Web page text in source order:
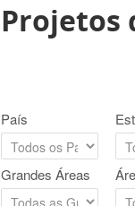
Projetos
País
Grandes Áreas